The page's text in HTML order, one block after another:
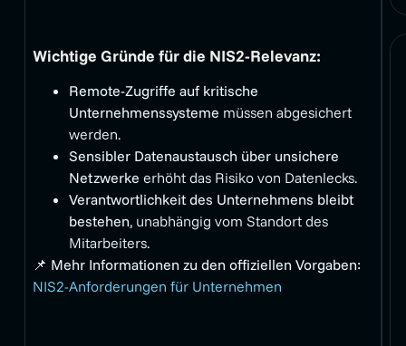
Wichtige Gründe für die NIS2-Relevanz:
Remote-Zugriffe auf kritische
Unternehmenssysteme müssen abgesichert
werden.
Sensibler Datenaustausch über unsichere
Netzwerke erhöht das Risiko von Datenlecks.
Verantwortlichkeit des Unternehmens bleibt
bestehen, unabhängig vom Standort des
Mitarbeiters.
📌 Mehr Informationen zu den offiziellen Vorgaben:
NIS2-Anforderungen für Unternehmen